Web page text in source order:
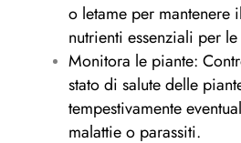
o letame per
nutrienti essenziali per
Monitora le piante:
stato di salute delle
tempestivamente
malattie o parassiti.